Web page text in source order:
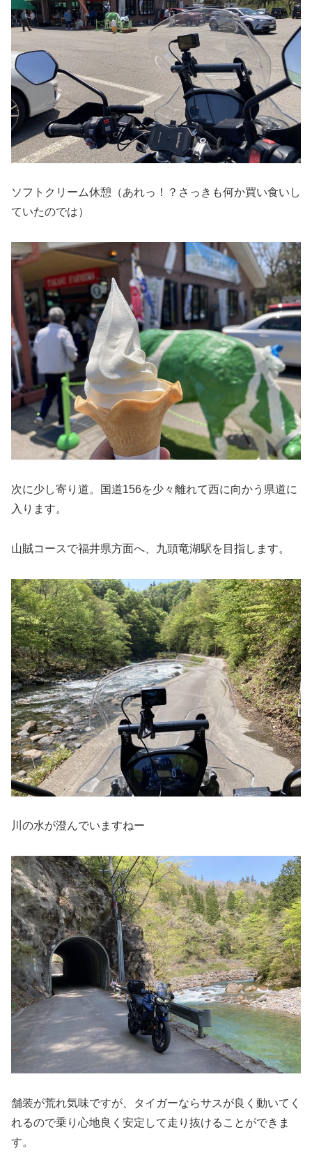
ソフトクリーム休憩（あれっ！？さっきも何か買い食いし
ていたのでは）
次に少し寄り道。国道156を少々離れて西に向かう県道に
入ります。
山賊コースで福井県方面へ、九頭竜湖駅を目指します。
川の水が澄んでいますねー
舗装が荒れ気味ですが、タイガーならサスが良く動いてく
れるので乗り心地良く安定して走り抜けることができま
す。